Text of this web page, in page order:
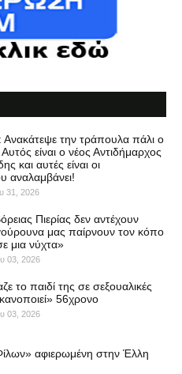
την τράπουλα πάλι ο
είναι ο νέος Αντιδήμαρχος
και αυτές είναι οι
αναλαμβάνει!
31, 2026
Πιερίας δεν αντέχουν
μας παίρνουν τον κόπο
μια νύχτα»
03, 2026
το παιδί της σε σεξουαλικές
56χρονο
03, 2026
αφιερωμένη στην Έλλη